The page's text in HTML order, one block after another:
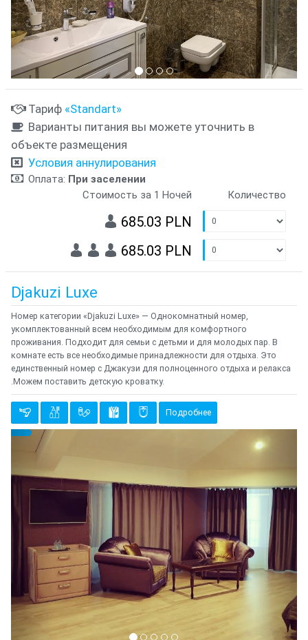
Тариф «Standart»
Варианты питания вы можете уточнить в
объекте размещения
Условия аннулирования
Оплата: При заселении
Стоимость за 1 Ночей
Количество
685.03 PLN
685.03 PLN
Djakuzi Luxe
Номер категории «Djakuzi Luxe» — Однокомнатный номер,
укомплектованный всем необходимым для комфортного
проживания. Подходит для семьи с детьми и для молодых пар. В
комнате есть все необходимые принадлежности для отдыха. Это
единственный номер с Джакузи для полноценного отдыха и релакса
.Можем поставить детскую кроватку.
Подробнее
{clt_left} 1 Количество
Предыдущий